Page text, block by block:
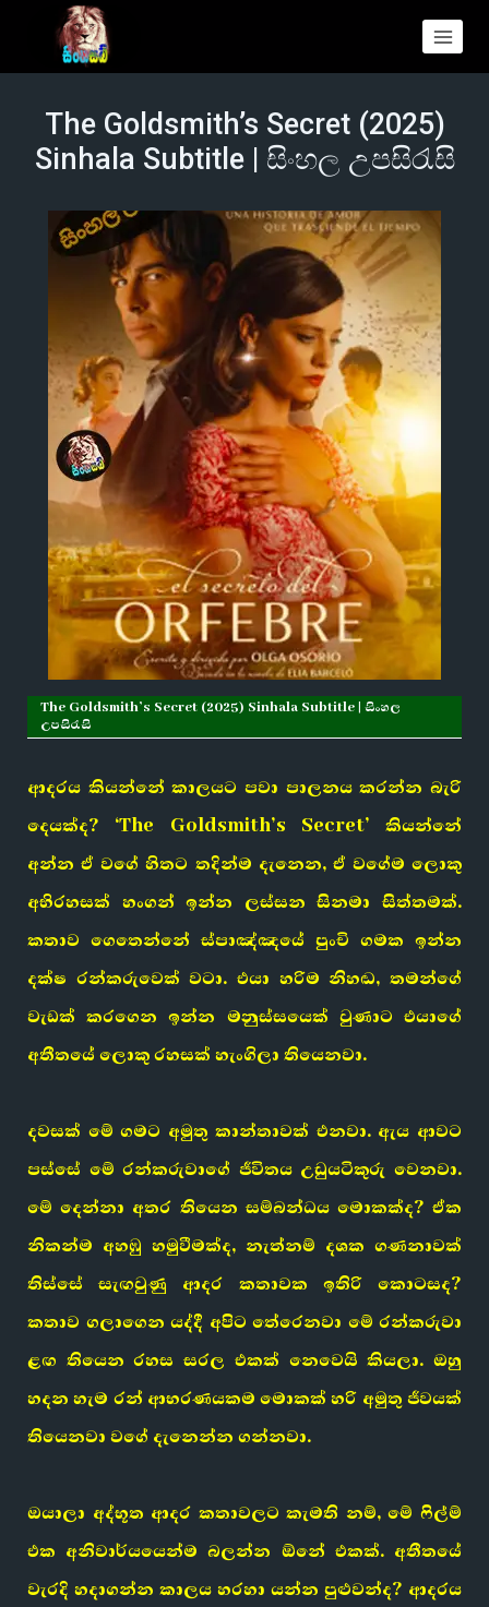
The Goldsmith’s Secret (2025)
Sinhala Subtitle | සිංහල උපසිරැසි
The Goldsmith’s Secret (2025) Sinhala Subtitle | සිංහල
උපසිරැසි
ආදරය කියන්නේ කාලයට පවා පාලනය කරන්න බැරි
දෙයක්ද? ‘The Goldsmith’s Secret’ කියන්නේ
අන්න ඒ වගේ හිතට තදින්ම දැනෙන, ඒ වගේම ලොකු
අභිරහසක් හංගන් ඉන්න ලස්සන සිනමා සිත්තමක්.
කතාව ගෙතෙන්නේ ස්පාඤ්ඤයේ පුංචි ගමක ඉන්න
දක්ෂ රන්කරුවෙක් වටා. එයා හරිම නිහඬ, තමන්ගේ
වැඩක් කරගෙන ඉන්න මනුස්සයෙක් වුණාට එයාගේ
අතීතයේ ලොකු රහසක් හැංගිලා තියෙනවා.
දවසක් මේ ගමට අමුතු කාන්තාවක් එනවා. ඇය ආවට
පස්සේ මේ රන්කරුවාගේ ජීවිතය උඩුයටිකුරු වෙනවා.
මේ දෙන්නා අතර තියෙන සම්බන්ධය මොකක්ද? ඒක
නිකන්ම අහඹු හමුවීමක්ද, නැත්නම් දශක ගණනාවක්
තිස්සේ සැඟවුණු ආදර කතාවක ඉතිරි කොටසද?
කතාව ගලාගෙන යද්දී අපිට තේරෙනවා මේ රන්කරුවා
ළඟ තියෙන රහස සරල එකක් නෙවෙයි කියලා. ඔහු
හදන හැම රන් ආභරණයකම මොකක් හරි අමුතු ජීවයක්
තියෙනවා වගේ දැනෙන්න ගන්නවා.
ඔයාලා අද්භූත ආදර කතාවලට කැමති නම්, මේ ෆිල්ම්
එක අනිවාර්යයෙන්ම බලන්න ඕනේ එකක්. අතීතයේ
වැරදි හදාගන්න කාලය හරහා යන්න පුළුවන්ද? ආදරය